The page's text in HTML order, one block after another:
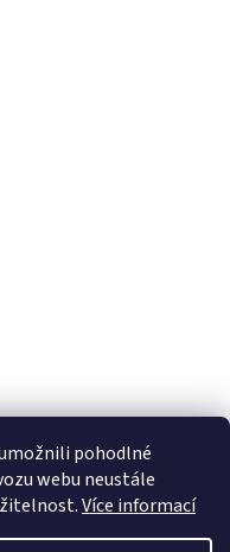
pohodlné
webu neustále
Více informací